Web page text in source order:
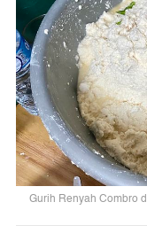
Gurih Renyah Combro